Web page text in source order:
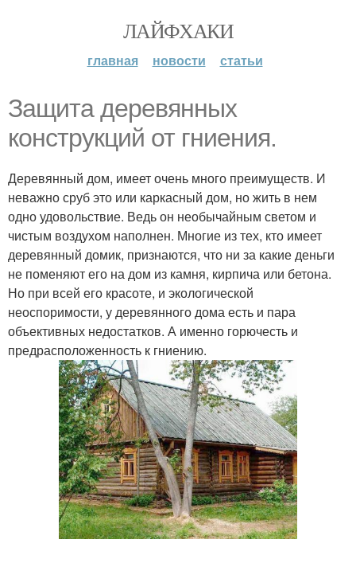
ЛАЙФХАКИ
главная новости статьи
Защита деревянных
конструкций от гниения.
Деревянный дом, имеет очень много преимуществ. И
неважно сруб это или каркасный дом, но жить в нем
одно удовольствие. Ведь он необычайным светом и
чистым воздухом наполнен. Многие из тех, кто имеет
деревянный домик, признаются, что ни за какие деньги
не поменяют его на дом из камня, кирпича или бетона.
Но при всей его красоте, и экологической
неоспоримости, у деревянного дома есть и пара
объективных недостатков. А именно горючесть и
предрасположенность к гниению.